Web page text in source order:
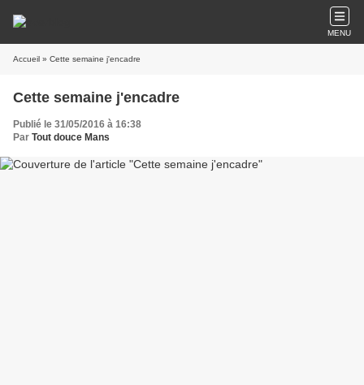
MENU
Accueil » Cette semaine j'encadre
Cette semaine j'encadre
Publié le 31/05/2016 à 16:38
Par Tout douce Mans